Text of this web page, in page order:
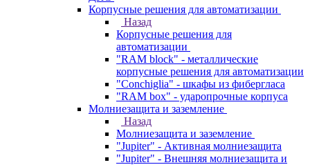
Корпусные решения для автоматизации
Назад
Корпусные решения для
автоматизации
"RAM block" - металлические
корпусные решения для автоматизации
"Conchiglia" - шкафы из фибергласа
"RAM box" - ударопрочные корпуса
Молниезащита и заземление
Назад
Молниезащита и заземление
"Jupiter" - Активная молниезащита
"Jupiter" - Внешняя молниезащита и